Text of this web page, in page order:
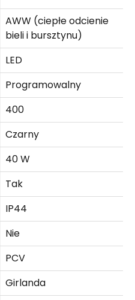
AWW (ciepłe odcienie
bieli i bursztynu)
LED
Programowalny
400
Czarny
40 W
Tak
IP44
Nie
PCV
Girlanda